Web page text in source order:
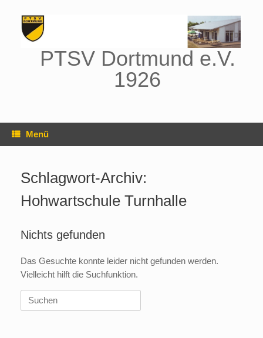
springen
PTSV Dortmund e.V.
1926
Menü
Schlagwort-Archiv:
Hohwartschule Turnhalle
Nichts gefunden
Das Gesuchte konnte leider nicht gefunden werden.
Vielleicht hilft die Suchfunktion.
Suchen
nach: